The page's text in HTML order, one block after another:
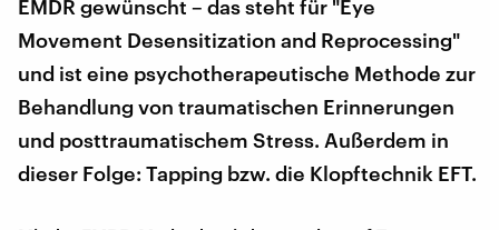
EMDR gewünscht – das steht für "Eye
Movement Desensitization and Reprocessing"
und ist eine psychotherapeutische Methode zur
Behandlung von traumatischen Erinnerungen
und posttraumatischem Stress. Außerdem in
dieser Folge: Tapping bzw. die Klopftechnik EFT.